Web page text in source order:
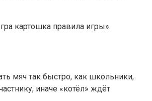
картошка правила игры».
мяч так быстро, как школьники,
иначе «котёл» ждёт